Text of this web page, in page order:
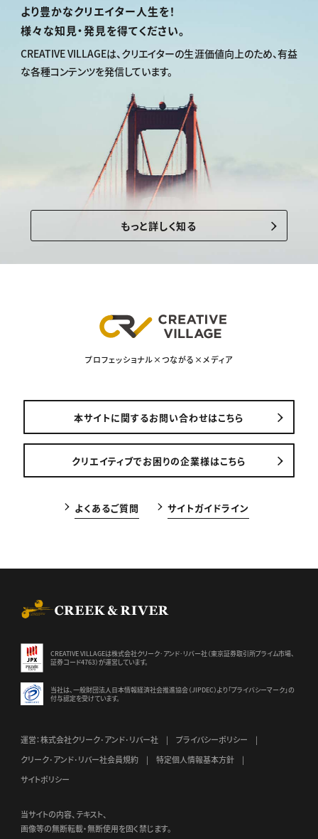
より豊かなクリエイター人生を！
様々な知見・発見を得てください。
CREATIVE VILLAGEは、クリエイターの生涯価値向上のため、有益
な各種コンテンツを発信しています。
もっと詳しく知る
プロフェッショナル×つながる×メディア
本サイトに関するお問い合わせはこちら
クリエイティブでお困りの企業様はこちら
よくあるご質問 サイトガイドライン
CREATIVE VILLAGEは株式会社クリーク･アンド･リバー社（東京証券取引所プライム市場、
証券コード4763）が運営しています。
当社は、一般財団法人日本情報経済社会推進協会（JIPDEC）より 「プライバシーマーク」の
付与認定を受けています。
運営：株式会社クリーク･アンド･リバー社
プライバシーポリシー
クリーク･アンド･リバー社会員規約
特定個人情報基本方針
サイトポリシー
当サイトの内容、テキスト、
画像等の無断転載・無断使用を固く禁じます。